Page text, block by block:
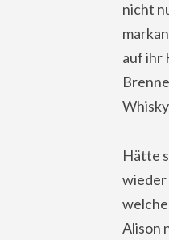
nicht
auf ihr
Hätte
wieder
Alison